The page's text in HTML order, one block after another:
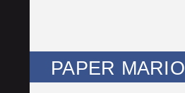
PAPER MARIO